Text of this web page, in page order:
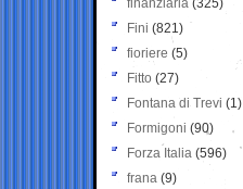
finanziaria (325)
Fini (821)
fioriere (5)
Fitto (27)
Fontana di Trevi (1)
Formigoni (90)
Forza Italia (596)
frana (9)